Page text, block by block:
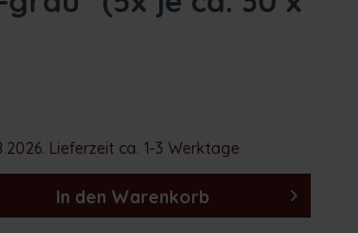
Lieferzeit ca. 1-3 Werktage
In den Warenkorb